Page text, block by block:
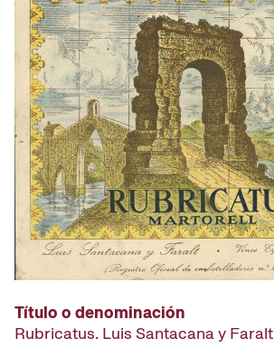
Título o denominación
Rubricatus. Luis Santacana y Faralt